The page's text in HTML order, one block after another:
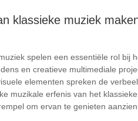
klassieke muziek
spelen een essentiële rol
en creatieve multimediale
elementen spreken de
muzikale erfenis van het
om ervan te genieten